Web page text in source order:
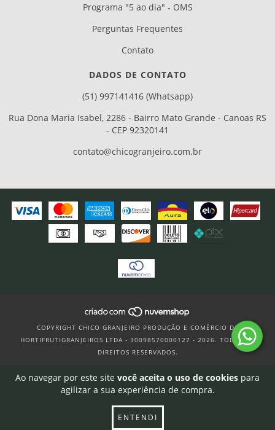
Ao navegar por este site você aceita o uso de cookies para
agilizar a sua experiência de compra.
ENTENDI
Programa "5 ao dia" - OMS
Perguntas Frequentes
Contato
DADOS DE CONTATO
(51) 997141416 (Whatsapp)
Rua Dona Maria Isabel, 2286 - Bairro Mato Grande - Canoas RS
- CEP 92320141
contato@chicogranjeiro.com.br
COPYRIGHT CHICO GRANJEIRO PRODUÇÃO E COMÉRCIO DE
HORTIFRUTIGRANJEIROS LTDA - 30098570000127 - 2026. TODOS OS
DIREITOS RESERVADOS.